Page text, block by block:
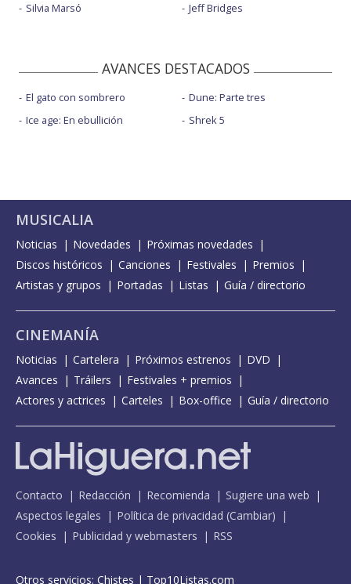
Silvia Marsó
Jeff Bridges
AVANCES DESTACADOS
El gato con sombrero
Ice age: En ebullición
Dune: Parte tres
Shrek 5
MUSICALIA
Noticias Novedades
Próximas novedades
Discos históricos
Canciones Festivales
Premios
Artistas y grupos
Portadas Listas Guía / directorio
CINEMANÍA
Noticias Cartelera Próximos estrenos
DVD
Avances
Tráilers
Festivales + premios
Actores y actrices
Carteles Box-office Guía / directorio
Contacto Redacción Recomienda
Sugiere una web
Aspectos legales
Política de privacidad (Cambiar)
Cookies
Publicidad y webmasters RSS
Otros servicios: Chistes | Top10Listas.com